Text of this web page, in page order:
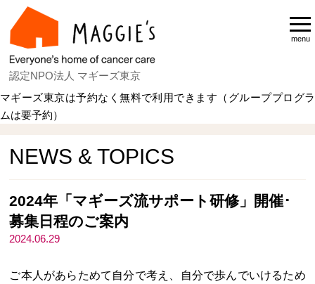
認定NPO法人 マギーズ東京
menu
マギーズ東京は予約なく無料で利用できます（グループプログラ
ムは要予約）
NEWS & TOPICS
2024年「マギーズ流サポート研修」開催･
募集日程のご案内
2024.06.29
ご本人があらためて自分で考え、自分で歩んでいけるため